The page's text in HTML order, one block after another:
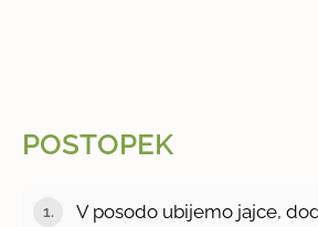
POSTOPEK
V posodo ubijemo jajce,